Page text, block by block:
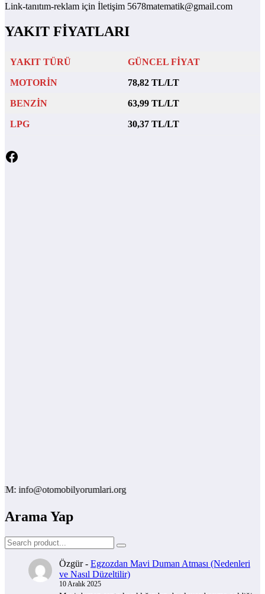
Link-tanıtım-reklam için İletişim 5678matematik@gmail.com
YAKIT FİYATLARI
YAKIT TÜRÜ GÜNCEL FİYAT
MOTORİN 78,82 TL/LT
BENZİN 63,99 TL/LT
LPG 30,37 TL/LT
Facebook
Arama Yap
Özgür- Egzozdan Mavi Duman Atması (Nedenleri
ve Nasıl Düzeltilir)
10 Aralık 2025